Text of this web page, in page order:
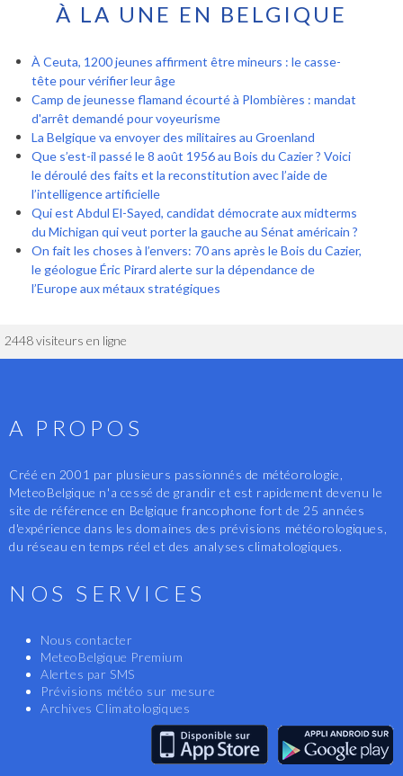
À LA UNE EN BELGIQUE
À Ceuta, 1200 jeunes affirment être mineurs : le casse-
tête pour vérifier leur âge
Camp de jeunesse flamand écourté à Plombières : mandat
d'arrêt demandé pour voyeurisme
La Belgique va envoyer des militaires au Groenland
Que s’est-il passé le 8 août 1956 au Bois du Cazier ? Voici
le déroulé des faits et la reconstitution avec l’aide de
l’intelligence artificielle
Qui est Abdul El-Sayed, candidat démocrate aux midterms
du Michigan qui veut porter la gauche au Sénat américain ?
On fait les choses à l’envers: 70 ans après le Bois du Cazier,
le géologue Éric Pirard alerte sur la dépendance de
l’Europe aux métaux stratégiques
2448 visiteurs en ligne
A PROPOS
Créé en 2001 par plusieurs passionnés de météorologie,
MeteoBelgique n'a cessé de grandir et est rapidement devenu le
site de référence en Belgique francophone fort de 25 années
d'expérience dans les domaines des prévisions météorologiques,
du réseau en temps réel et des analyses climatologiques.
NOS SERVICES
Nous contacter
MeteoBelgique Premium
Alertes par SMS
Prévisions météo sur mesure
Archives Climatologiques